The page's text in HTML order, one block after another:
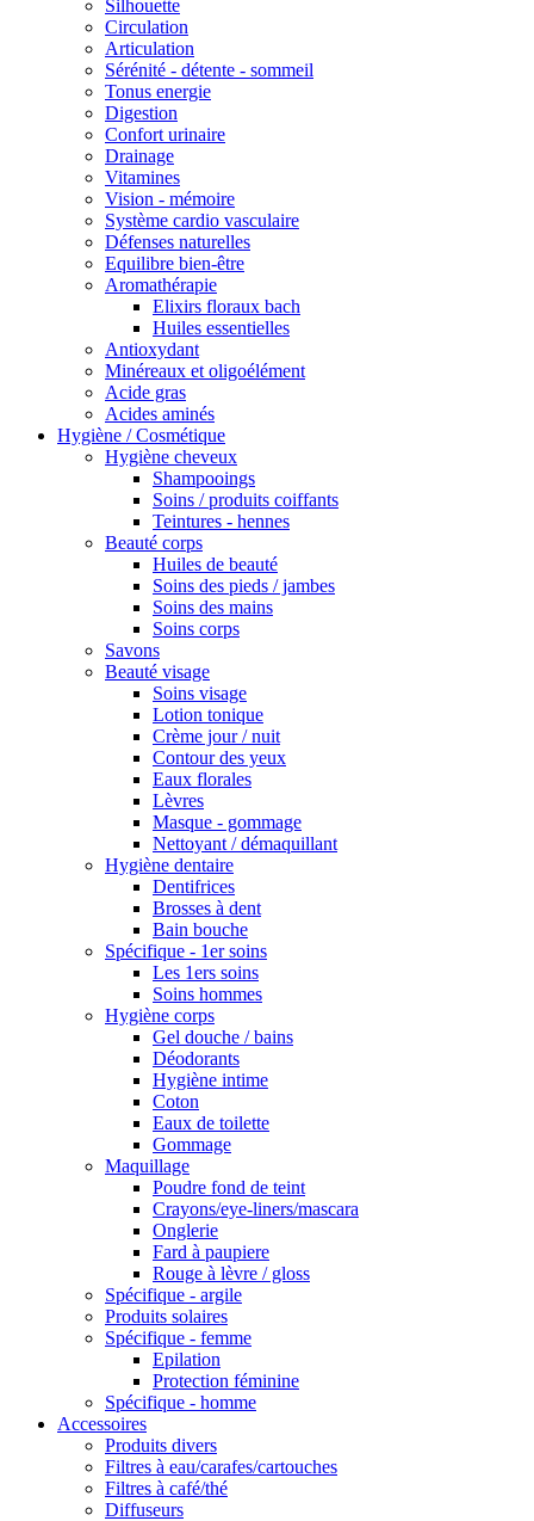
Silhouette
Circulation
Articulation
Sérénité - détente - sommeil
Tonus energie
Digestion
Confort urinaire
Drainage
Vitamines
Vision - mémoire
Système cardio vasculaire
Défenses naturelles
Equilibre bien-être
Aromathérapie
Elixirs floraux bach
Huiles essentielles
Antioxydant
Minéreaux et oligoélément
Acide gras
Acides aminés
Hygiène / Cosmétique
Hygiène cheveux
Shampooings
Soins / produits coiffants
Teintures - hennes
Beauté corps
Huiles de beauté
Soins des pieds / jambes
Soins des mains
Soins corps
Savons
Beauté visage
Soins visage
Lotion tonique
Crème jour / nuit
Contour des yeux
Eaux florales
Lèvres
Masque - gommage
Nettoyant / démaquillant
Hygiène dentaire
Dentifrices
Brosses à dent
Bain bouche
Spécifique - 1er soins
Les 1ers soins
Soins hommes
Hygiène corps
Gel douche / bains
Déodorants
Hygiène intime
Coton
Eaux de toilette
Gommage
Maquillage
Poudre fond de teint
Crayons/eye-liners/mascara
Onglerie
Fard à paupiere
Rouge à lèvre / gloss
Spécifique - argile
Produits solaires
Spécifique - femme
Epilation
Protection féminine
Spécifique - homme
Accessoires
Produits divers
Filtres à eau/carafes/cartouches
Filtres à café/thé
Diffuseurs